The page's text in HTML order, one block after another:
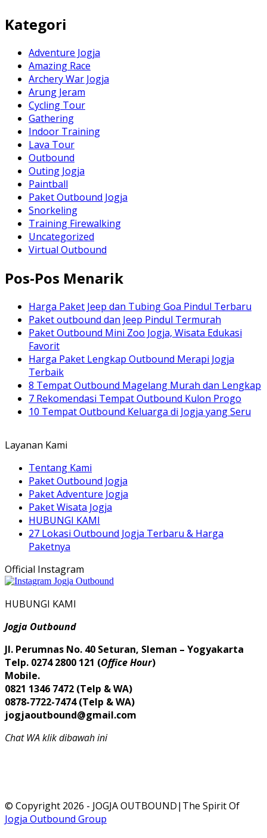
Kategori
Adventure Jogja
Amazing Race
Archery War Jogja
Arung Jeram
Cycling Tour
Gathering
Indoor Training
Lava Tour
Outbound
Outing Jogja
Paintball
Paket Outbound Jogja
Snorkeling
Training Firewalking
Uncategorized
Virtual Outbound
Pos-Pos Menarik
Harga Paket Jeep dan Tubing Goa Pindul Terbaru
Paket outbound dan Jeep Pindul Termurah
Paket Outbound Mini Zoo Jogja, Wisata Edukasi
Favorit
Harga Paket Lengkap Outbound Merapi Jogja
Terbaik
8 Tempat Outbound Magelang Murah dan Lengkap
7 Rekomendasi Tempat Outbound Kulon Progo
10 Tempat Outbound Keluarga di Jogja yang Seru
Layanan Kami
Tentang Kami
Paket Outbound Jogja
Paket Adventure Jogja
Paket Wisata Jogja
HUBUNGI KAMI
27 Lokasi Outbound Jogja Terbaru & Harga
Paketnya
Official Instagram
HUBUNGI KAMI
Jogja Outbound
Jl. Perumnas No. 40 Seturan, Sleman – Yogyakarta
Telp. 0274 2800 121 (Office Hour)
Mobile.
0821 1346 7472 (Telp & WA)
0878-7722-7474 (Telp & WA)
jogjaoutbound@gmail.com
Chat WA klik dibawah ini
© Copyright 2026 - JOGJA OUTBOUND|The Spirit Of
Jogja Outbound Group